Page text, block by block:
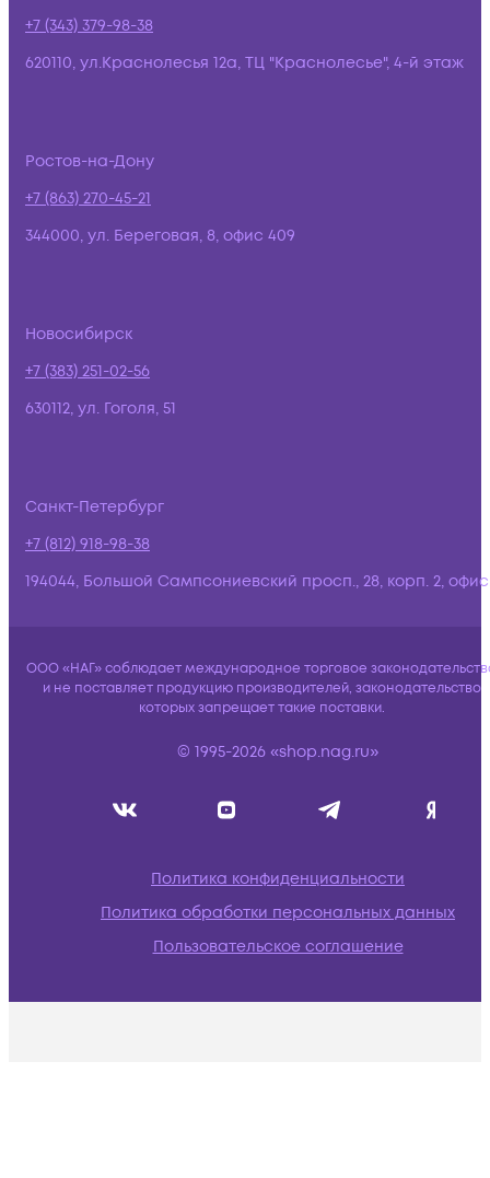
+7 (343) 379-98-38
620110, ул.Краснолесья 12а, ТЦ "Краснолесье", 4-й этаж
Ростов-на-Дону
+7 (863) 270-45-21
344000, ул. Береговая, 8, офис 409
Новосибирск
+7 (383) 251-02-56
630112, ул. Гоголя, 51
Санкт-Петербург
+7 (812) 918-98-38
194044, Большой Сампсониевский просп., 28, корп. 2,
ООО «НАГ» соблюдает международное торговое
и не поставляет продукцию производителей, законодательство
которых запрещает такие поставки.
© 1995-2026 «shop.nag.ru»
Политика конфиденциальности
Политика обработки персональных данных
Пользовательское соглашение